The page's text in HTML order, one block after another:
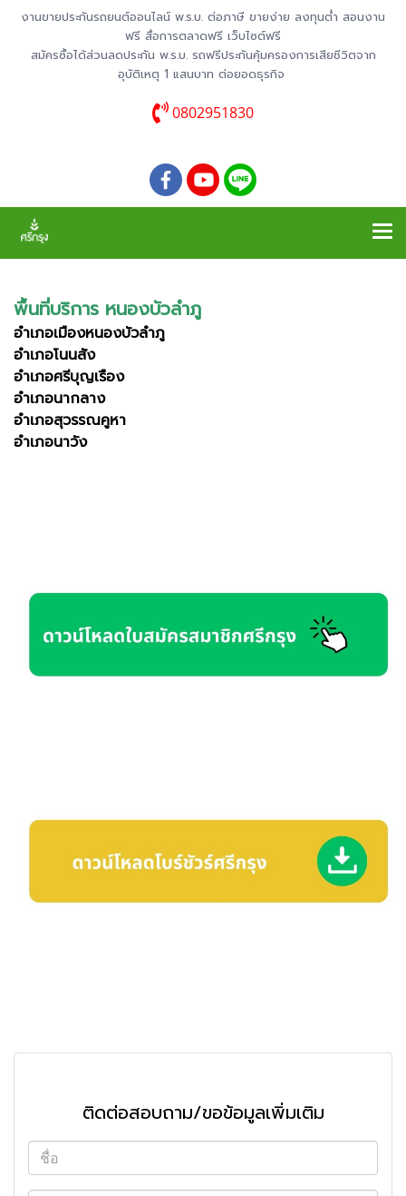
งานขายประกันรถยนต์ออนไลน์ พ.ร.บ. ต่อภาษี ขายง่าย ลงทุนต่ำ สอนงาน
ฟรี สื่อการตลาดฟรี เว็บไซต์ฟรี
สมัครซื้อได้ส่วนลดประกัน พ.ร.บ. รถฟรีประกันคุ้มครองการเสียชีวิตจาก
อุบัติเหตุ 1 แสนบาท ต่อยอดธุรกิจ
0802951830
พื้นที่บริการ หนองบัวลําภู
อำเภอเมืองหนองบัวลำภู
อำเภอโนนสัง
อำเภอศรีบุญเรือง
อำเภอนากลาง
อำเภอสุวรรณคูหา
อำเภอนาวัง
ติดต่อสอบถาม/ขอข้อมูลเพิ่มเติม